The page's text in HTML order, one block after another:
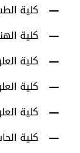
كلية
كلية
كلية
كلية
كلية
كلية